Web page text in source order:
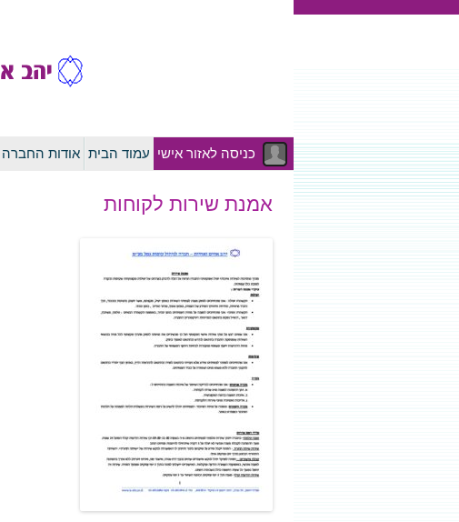
כניסה לאזור אישי עמוד הבית אודות החברה
אמנת שירות לקוחות